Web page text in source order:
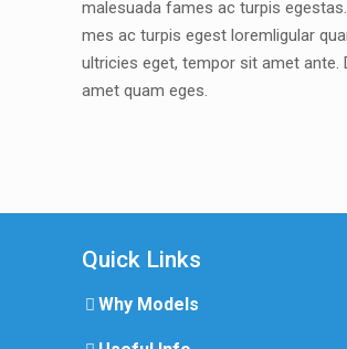
malesuada fames ac turpis
mes ac turpis egest loremligular
ultricies eget, tempor sit amet ante.
amet quam eges.
Quick Links
Why Models